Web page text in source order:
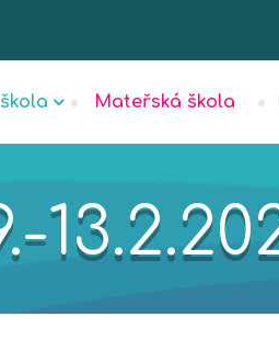
Mateřská škola